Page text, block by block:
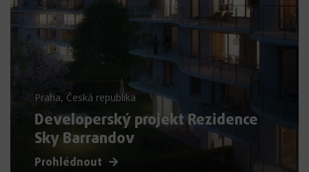
Praha, Česká republika
Developerský projekt Rezidence
Sky Barrandov
Prohlédnout